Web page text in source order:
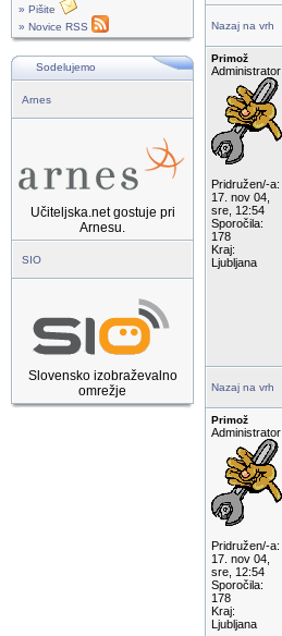
» Pišite
» Novice RSS
Sodelujemo
Arnes
Učiteljska.net gostuje pri
Arnesu.
SIO
Slovensko izobraževalno
omrežje
Nazaj na vrh
Primož
Administrator
Pridružen/-a:
17. nov 04,
sre, 12:54
Sporočila:
178
Kraj:
Ljubljana
Nazaj na vrh
Primož
Administrator
Pridružen/-a:
17. nov 04,
sre, 12:54
Sporočila:
178
Kraj:
Ljubljana